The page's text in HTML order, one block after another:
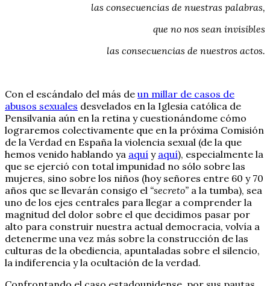
las consecuencias de nuestras palabras,
que no nos sean invisibles
las consecuencias de nuestros actos.
Con el escándalo del más de un millar de casos de
abusos sexuales desvelados en la Iglesia católica de
Pensilvania aún en la retina y cuestionándome cómo
lograremos colectivamente que en la próxima Comisión
de la Verdad en España la violencia sexual (de la que
hemos venido hablando ya aquí y aquí), especialmente la
que se ejerció con total impunidad no sólo sobre las
mujeres, sino sobre los niños (hoy señores entre 60 y 70
años que se llevarán consigo el “secreto” a la tumba), sea
uno de los ejes centrales para llegar a comprender la
magnitud del dolor sobre el que decidimos pasar por
alto para construir nuestra actual democracia, volvía a
detenerme una vez más sobre la construcción de las
culturas de la obediencia, apuntaladas sobre el silencio,
la indiferencia y la ocultación de la verdad.